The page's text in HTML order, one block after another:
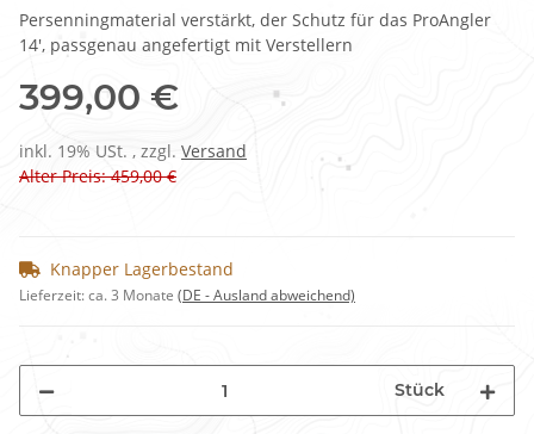
Persenningmaterial verstärkt, der Schutz für das ProAngler
14', passgenau angefertigt mit Verstellern
399,00 €
inkl. 19% USt. , zzgl. Versand
Alter Preis: 459,00 €
Knapper Lagerbestand
Lieferzeit:ca. 3 Monate (DE - Ausland abweichend)
Stück